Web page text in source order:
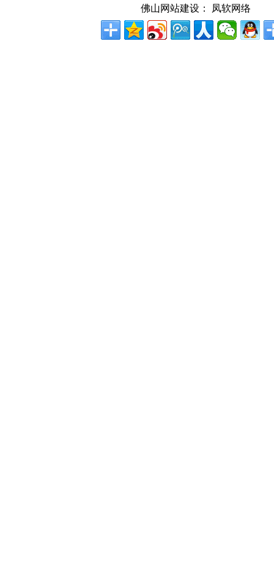
佛山网站建设： 凤软网络